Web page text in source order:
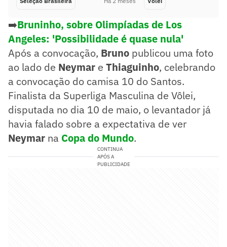
➡️Bruninho, sobre Olimpíadas de Los
Angeles: 'Possibilidade é quase nula'
Após a convocação, Bruno publicou uma foto
ao lado de Neymar e Thiaguinho, celebrando
a convocação do camisa 10 do Santos.
Finalista da Superliga Masculina de Vôlei,
disputada no dia 10 de maio, o levantador já
havia falado sobre a expectativa de ver
Neymar na Copa do Mundo.
CONTINUA
APÓS A
PUBLICIDADE